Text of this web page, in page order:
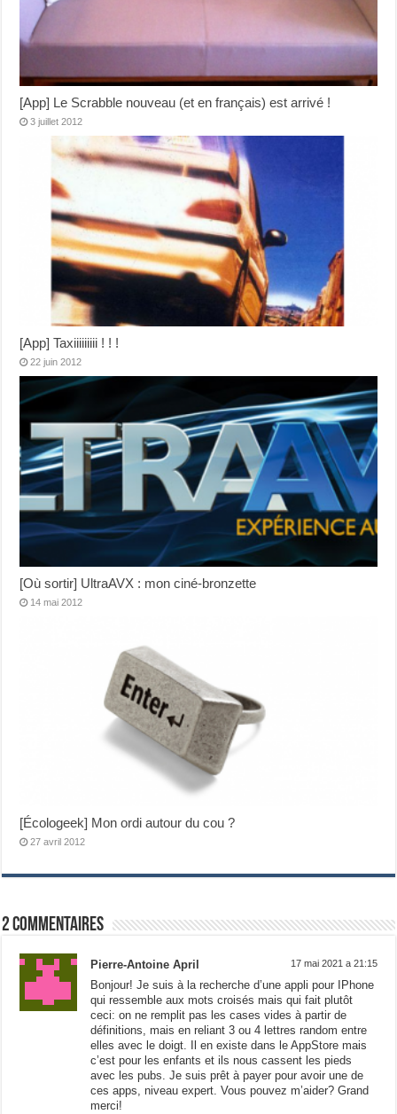
[App] Le Scrabble nouveau (et en français) est arrivé !
3 juillet 2012
[App] Taxiiiiiiiii ! ! !
22 juin 2012
[Où sortir] UltraAVX : mon ciné-bronzette
14 mai 2012
[Écologeek] Mon ordi autour du cou ?
27 avril 2012
2 commentaires
Pierre-Antoine April 17 mai 2021 a 21:15
Bonjour! Je suis à la recherche d’une appli pour IPhone
qui ressemble aux mots croisés mais qui fait plutôt
ceci: on ne remplit pas les cases vides à partir de
définitions, mais en reliant 3 ou 4 lettres random entre
elles avec le doigt. Il en existe dans le AppStore mais
c’est pour les enfants et ils nous cassent les pieds
avec les pubs. Je suis prêt à payer pour avoir une de
ces apps, niveau expert. Vous pouvez m’aider? Grand
merci!